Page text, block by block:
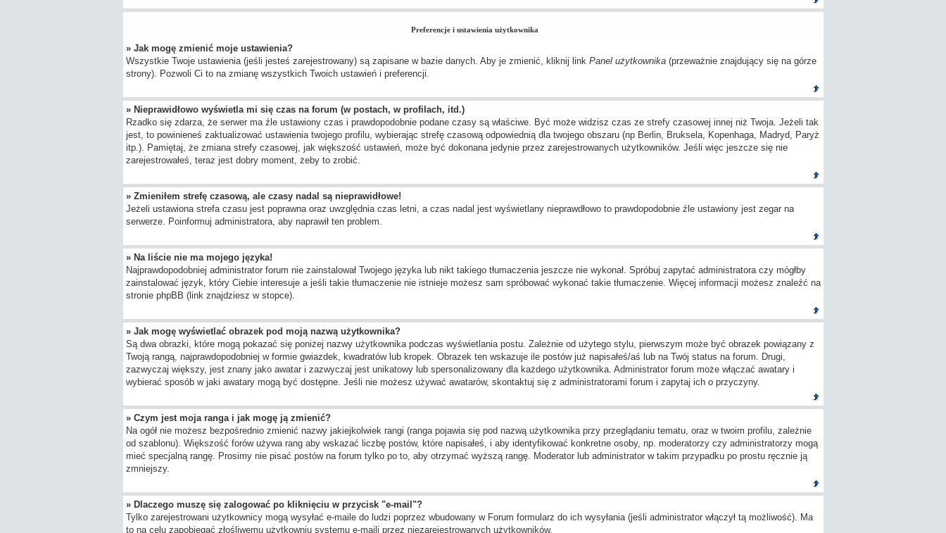
Preferencje i ustawienia użytkownika
» Jak mogę zmienić moje ustawienia?
Wszystkie Twoje ustawienia (jeśli jesteś zarejestrowany) są zapisane w bazie danych. Aby je zmienić, kliknij link Panel użytkownika(przeważnie znajdujący się na górze
strony). Pozwoli Ci to na zmianę wszystkich Twoich ustawień i preferencji.
» Nieprawidłowo wyświetla mi się czas na forum (w postach, w profilach, itd.)
Rzadko się zdarza, że serwer ma źle ustawiony czas i prawdopodobnie podane czasy są właściwe. Być może widzisz czas ze strefy czasowej innej niż Twoja. Jeżeli tak
jest, to powinieneś zaktualizować ustawienia twojego profilu, wybierając strefę czasową odpowiednią dla twojego obszaru (np Berlin, Bruksela, Kopenhaga, Madryd, Paryż
itp.). Pamiętaj, że zmiana strefy czasowej, jak większość ustawień, może być dokonana jedynie przez zarejestrowanych użytkowników. Jeśli więc jeszcze się nie
zarejestrowałeś, teraz jest dobry moment, żeby to zrobić.
» Zmieniłem strefę czasową, ale czasy nadal są nieprawidłowe!
Jeżeli ustawiona strefa czasu jest poprawna oraz uwzględnia czas letni, a czas nadal jest wyświetlany nieprawdłowo to prawdopodobnie źle ustawiony jest zegar na
serwerze. Poinformuj administratora, aby naprawił ten problem.
» Na liście nie ma mojego języka!
Najprawdopodobniej administrator forum nie zainstalował Twojego języka lub nikt takiego tłumaczenia jeszcze nie wykonał. Spróbuj zapytać administratora czy mógłby
zainstalować język, który Ciebie interesuje a jeśli takie tłumaczenie nie istnieje możesz sam spróbować wykonać takie tłumaczenie. Więcej informacji możesz znaleźć na
stronie phpBB (link znajdziesz w stopce).
» Jak mogę wyświetlać obrazek pod moją nazwą użytkownika?
Są dwa obrazki, które mogą pokazać się poniżej nazwy użytkownika podczas wyświetlania postu. Zależnie od użytego stylu, pierwszym może być obrazek powiązany z
Twoją rangą, najprawdopodobniej w formie gwiazdek, kwadratów lub kropek. Obrazek ten wskazuje ile postów już napisałeś/aś lub na Twój status na forum. Drugi,
zazwyczaj większy, jest znany jako awatar i zazwyczaj jest unikatowy lub spersonalizowany dla każdego użytkownika. Administrator forum może włączać awatary i
wybierać sposób w jaki awatary mogą być dostępne. Jeśli nie możesz używać awatarów, skontaktuj się z administratorami forum i zapytaj ich o przyczyny.
» Czym jest moja ranga i jak mogę ją zmienić?
Na ogół nie możesz bezpośrednio zmienić nazwy jakiejkolwiek rangi (ranga pojawia się pod nazwą użytkownika przy przeglądaniu tematu, oraz w twoim profilu, zależnie
od szablonu). Większość forów używa rang aby wskazać liczbę postów, które napisałeś, i aby identyfikować konkretne osoby, np. moderatorzy czy administratorzy mogą
mieć specjalną rangę. Prosimy nie pisać postów na forum tylko po to, aby otrzymać wyższą rangę. Moderator lub administrator w takim przypadku po prostu ręcznie ją
zmniejszy.
» Dlaczego muszę się zalogować po kliknięciu w przycisk "e-mail"?
Tylko zarejestrowani użytkownicy mogą wysyłać e-maile do ludzi poprzez wbudowany w Forum formularz do ich wysyłania (jeśli administrator włączył tą możliwość). Ma
to na celu zapobiegać złośliwemu użytkowniu systemu e-maili przez niezarejestrowanych użytkowników.